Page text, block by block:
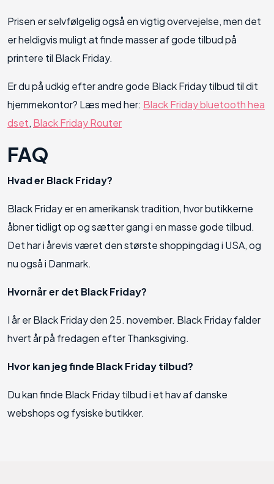
Prisen er selvfølgelig også en vigtig overvejelse, men det
er heldigvis muligt at finde masser af gode tilbud på
printere til Black Friday.
Er du på udkig efter andre gode Black Friday tilbud til dit
hjemmekontor? Læs med her: Black Friday bluetooth hea
dset, Black Friday Router
FAQ
Hvad er Black Friday?
Black Friday er en amerikansk tradition, hvor butikkerne
åbner tidligt op og sætter gang i en masse gode tilbud.
Det har i årevis været den største shoppingdag i USA, og
nu også i Danmark.
Hvornår er det Black Friday?
I år er Black Friday den 25. november. Black Friday falder
hvert år på fredagen efter Thanksgiving.
Hvor kan jeg finde Black Friday tilbud?
Du kan finde Black Friday tilbud i et hav af danske
webshops og fysiske butikker.